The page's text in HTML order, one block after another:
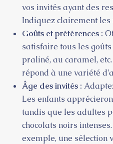
vos invités ayant des
Indiquez clairement les
Goûts et préférences :
satisfaire tous les
praliné, au caramel,
répond à une variété
Âge des invités :
Les enfants
tandis que les adultes
chocolats noirs
exemple, une sélection